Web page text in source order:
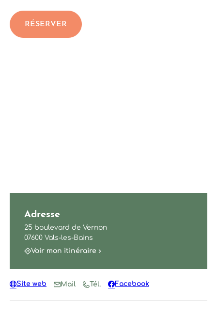
RÉSERVER
Adresse
25 boulevard de Vernon
07600 Vals-les-Bains
Voir mon itinéraire
Site web Mail Tél. Facebook